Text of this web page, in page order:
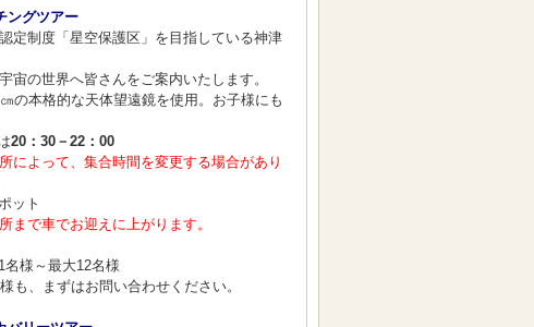
ングツアー
定制度「星空保護区」を目指している神津
宙の世界へ皆さんをご案内いたします。
の本格的な天体望遠鏡を使用。お子様にも
20：30－22：00
によって、集合時間を変更する場合があり
ット
まで車でお迎えに上がります。
様～最大12名様
も、まずはお問い合わせください。